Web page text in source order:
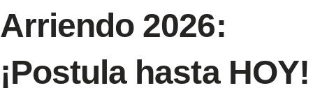
Arriendo 2026:
¡Postula hasta HOY!